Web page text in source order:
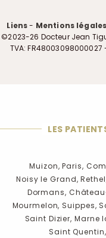
Liens- Mentions légales
©2023-26 Docteur Jean
TVA:
LES
Muizon, Paris,
Noisy le Grand,
Dormans,
Mourmelon, Suippes,
Saint Dizier, Marne
Saint Quentin,